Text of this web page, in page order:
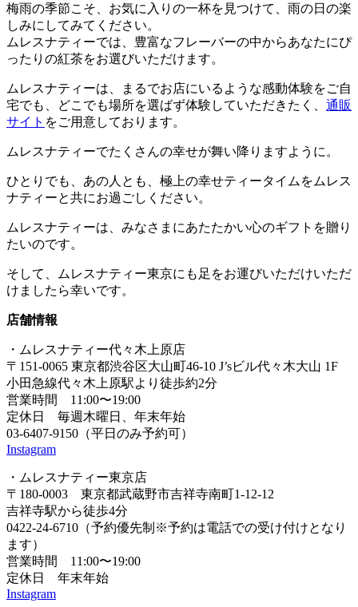
梅雨の季節こそ、お気に入りの一杯を見つけて、雨の日の楽
しみにしてみてください。
ムレスナティーでは、豊富なフレーバーの中からあなたにぴ
ったりの紅茶をお選びいただけます。
ムレスナティーは、まるでお店にいるような感動体験をご自
宅でも、どこでも場所を選ばず体験していただきたく、 通販
サイト をご用意しております。
ムレスナティーでたくさんの幸せが舞い降りますように。
ひとりでも、あの人とも、極上の幸せティータイムをムレス
ナティーと共にお過ごしください。
ムレスナティーは、みなさまにあたたかい心のギフトを贈り
たいのです。
そして、ムレスナティー東京にも足をお運びいただけいただ
けましたら幸いです。
店舗情報
・ムレスナティー代々木上原店
〒151-0065 東京都渋谷区大山町46-10 J’sビル代々木大山 1F
小田急線代々木上原駅より徒歩約2分
営業時間 11:00〜19:00
定休日 毎週木曜日、年末年始
03-6407-9150（平日のみ予約可）
Instagram
・ムレスナティー東京店
〒180-0003 東京都武蔵野市吉祥寺南町1-12-12
吉祥寺駅から徒歩4分
0422-24-6710（予約優先制※予約は電話での受け付けとなり
ます）
営業時間 11:00〜19:00
定休日 年末年始
Instagram